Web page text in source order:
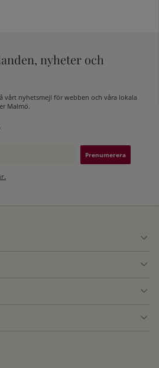
nyheter och
vårt nyhetsmejl för webben och våra lokala
Malmö.
på: